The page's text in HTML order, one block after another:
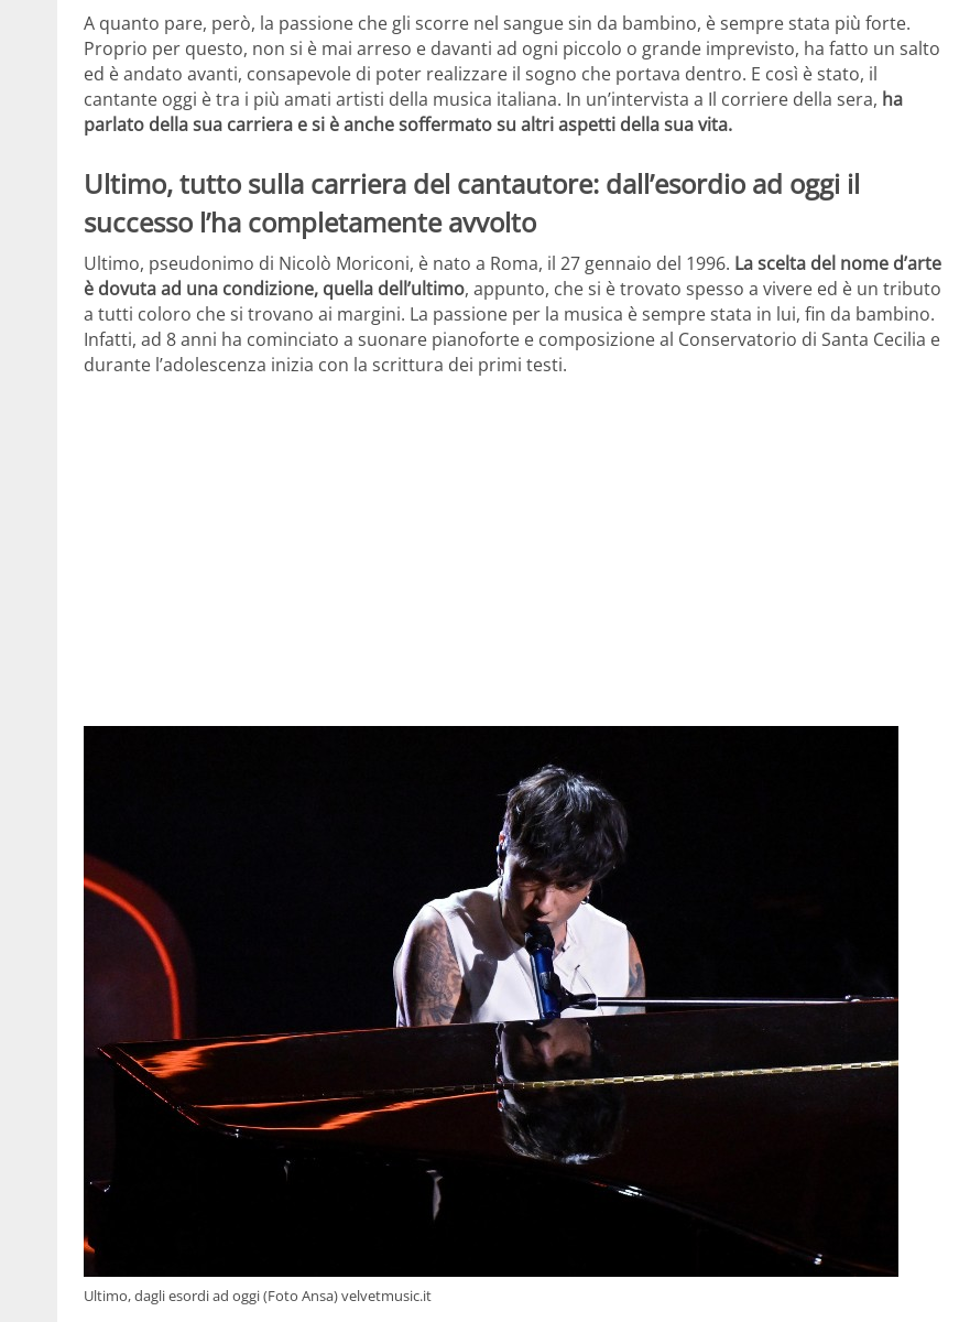
A quanto pare, però, la passione che gli scorre nel sangue sin da bambino, è sempre stata più forte.
Proprio per questo, non si è mai arreso e davanti ad ogni piccolo o grande imprevisto, ha fatto un salto
ed è andato avanti, consapevole di poter realizzare il sogno che portava dentro. E così è stato, il
cantante oggi è tra i più amati artisti della musica italiana. In un’intervista a Il corriere della sera, ha
parlato della sua carriera e si è anche soffermato su altri aspetti della sua vita.
Ultimo, tutto sulla carriera del cantautore: dall’esordio ad oggi il
successo l’ha completamente avvolto
Ultimo, pseudonimo di Nicolò Moriconi, è nato a Roma, il 27 gennaio del 1996. La scelta del nome d’arte
è dovuta ad una condizione, quella dell’ultimo, appunto, che si è trovato spesso a vivere ed è un tributo
a tutti coloro che si trovano ai margini. La passione per la musica è sempre stata in lui, fin da bambino.
Infatti, ad 8 anni ha cominciato a suonare pianoforte e composizione al Conservatorio di Santa Cecilia e
durante l’adolescenza inizia con la scrittura dei primi testi.
Ultimo, dagli esordi ad oggi (Foto Ansa) velvetmusic.it